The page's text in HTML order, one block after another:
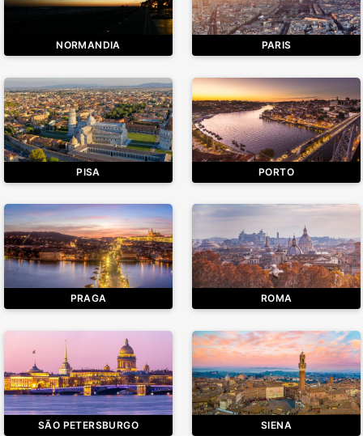
NORMANDIA PARIS
PISA PORTO
PRAGA ROMA
SÃO PETERSBURGO SIENA